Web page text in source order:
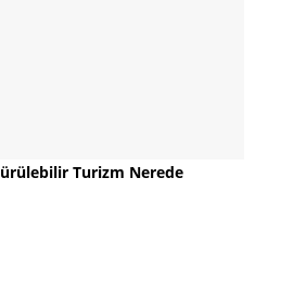
Turizm Nerede